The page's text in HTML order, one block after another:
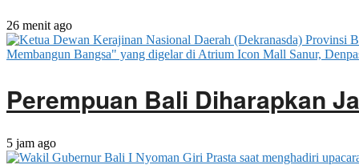
26 menit ago
Perempuan Bali Diharapkan
5 jam ago